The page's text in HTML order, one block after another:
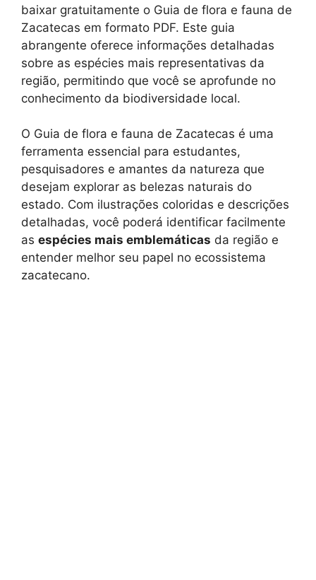
baixar gratuitamente o Guia de flora e fauna de
Zacatecas em formato PDF. Este guia
abrangente oferece informações detalhadas
sobre as espécies mais representativas da
região, permitindo que você se aprofunde no
conhecimento da biodiversidade local.
O Guia de flora e fauna de Zacatecas é uma
ferramenta essencial para estudantes,
pesquisadores e amantes da natureza que
desejam explorar as belezas naturais do
estado. Com ilustrações coloridas e descrições
detalhadas, você poderá identificar facilmente
as espécies mais emblemáticas da região e
entender melhor seu papel no ecossistema
zacatecano.